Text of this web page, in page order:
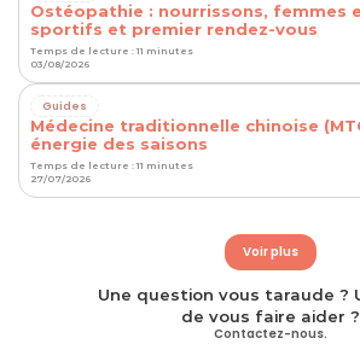
Ostéopathie : nourrissons, femmes
sportifs et premier rendez-vous
Temps de lecture : 11 minutes
03/08/2026
Guides
Médecine traditionnelle chinoise
énergie des saisons
Temps de lecture : 11 minutes
27/07/2026
Voir plus
Une question vous taraude ?
de vous faire aider ?
Contactez-nous.